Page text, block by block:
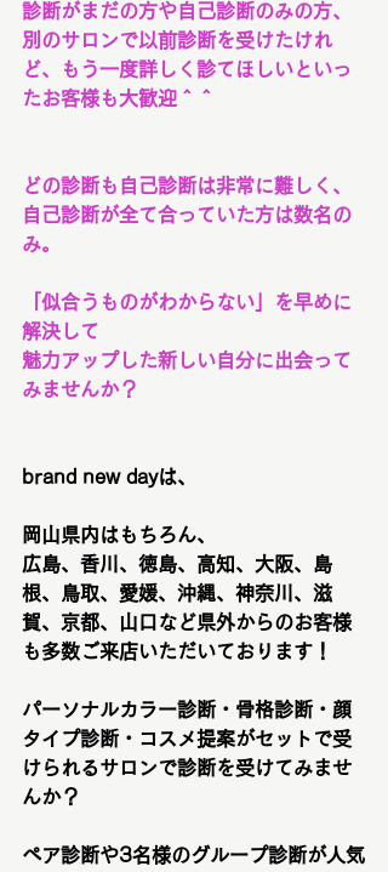
診断がまだの方や自己診断のみの方、
別のサロンで以前診断を受けたけれ
ど、もう一度詳しく診てほしいといっ
たお客様も大歓迎＾＾
どの診断も自己診断は非常に難しく、
自己診断が全て合っていた方は数名の
み。
「似合うものがわからない」を早めに
解決して
魅力アップした新しい自分に出会って
みませんか？
brand new dayは、
岡山県内はもちろん、
広島、香川、徳島、高知、大阪、島
根、鳥取、愛媛、沖縄、神奈川、滋
賀、京都、山口など県外からのお客様
も多数ご来店いただいております！
パーソナルカラー診断・骨格診断・顔
タイプ診断・コスメ提案がセットで受
けられるサロンで診断を受けてみませ
んか？
ペア診断や3名様のグループ診断が人気